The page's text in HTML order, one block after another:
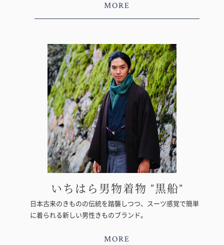
MORE
いちはら男物着物 ”黒船”
日本古来のきものの伝統を踏襲しつつ、スーツ感覚で簡単
に着られる新しい男性きものブランド。
MORE